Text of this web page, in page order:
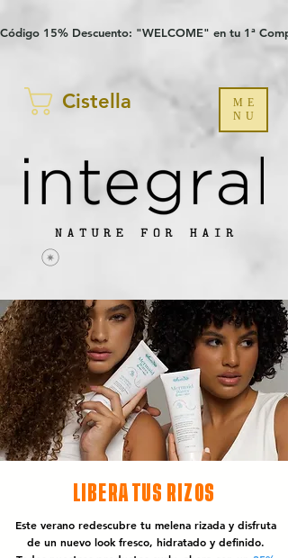
Código 15% Descuento: "WELCOME" en tu 1ª
Cistella
ME
NU
LIBERA TUS RIZOS
Este verano redescubre tu melena rizada y disfruta
de un nuevo look fresco, hidratado y definido.